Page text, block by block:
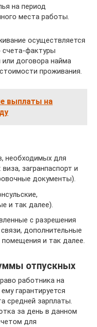
на период
места работы.
осуществляется
счета-фактуры
договора найма
проживания.
выплаты на
необходимых для
загранпаспорт и
документы).
и так далее).
с разрешения
дополнительные
и так далее.
отпускных
работника на
гарантируется
средней зарплаты.
за день в данном
для